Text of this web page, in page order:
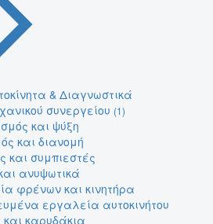
& Διαγνωστικά
συνεργείου (1)
και ψύξη
και διανομή
και συμπιεστές
ανυψωτικά
φρένων και κινητήρα
εργαλεία αυτοκινήτου
και καρυδάκια